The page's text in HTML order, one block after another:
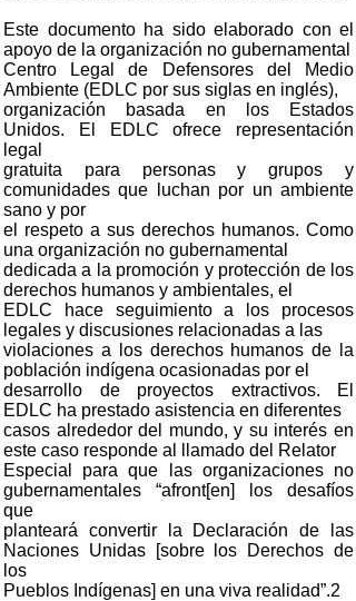
Este documento ha sido elaborado con el
apoyo de la organización no gubernamental
Centro Legal de Defensores del Medio
Ambiente (EDLC por sus siglas en inglés),
organización basada en los Estados
Unidos. El EDLC ofrece representación
legal
gratuita para personas y grupos y
comunidades que luchan por un ambiente
sano y por
el respeto a sus derechos humanos. Como
una organización no gubernamental
dedicada a la promoción y protección de los
derechos humanos y ambientales, el
EDLC hace seguimiento a los procesos
legales y discusiones relacionadas a las
violaciones a los derechos humanos de la
población indígena ocasionadas por el
desarrollo de proyectos extractivos. El
EDLC ha prestado asistencia en diferentes
casos alrededor del mundo, y su interés en
este caso responde al llamado del Relator
Especial para que las organizaciones no
gubernamentales “afront[en] los desafíos
que
planteará convertir la Declaración de las
Naciones Unidas [sobre los Derechos de
los
Pueblos Indígenas] en una viva realidad”.2